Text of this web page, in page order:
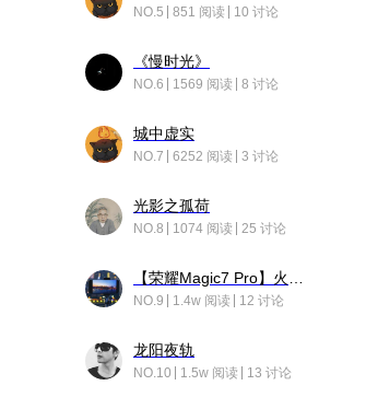
NO.5 851 阅读 10 讨论
《慢时光》
NO.6 1569 阅读 8 讨论
城中虚实
NO.7 6252 阅读 3 讨论
光影之孤荷
NO.8 1074 阅读 25 讨论
NO.9 1.4w 阅读 12 讨论
龙阳夜轨
NO.10 1.5w 阅读 13 讨论